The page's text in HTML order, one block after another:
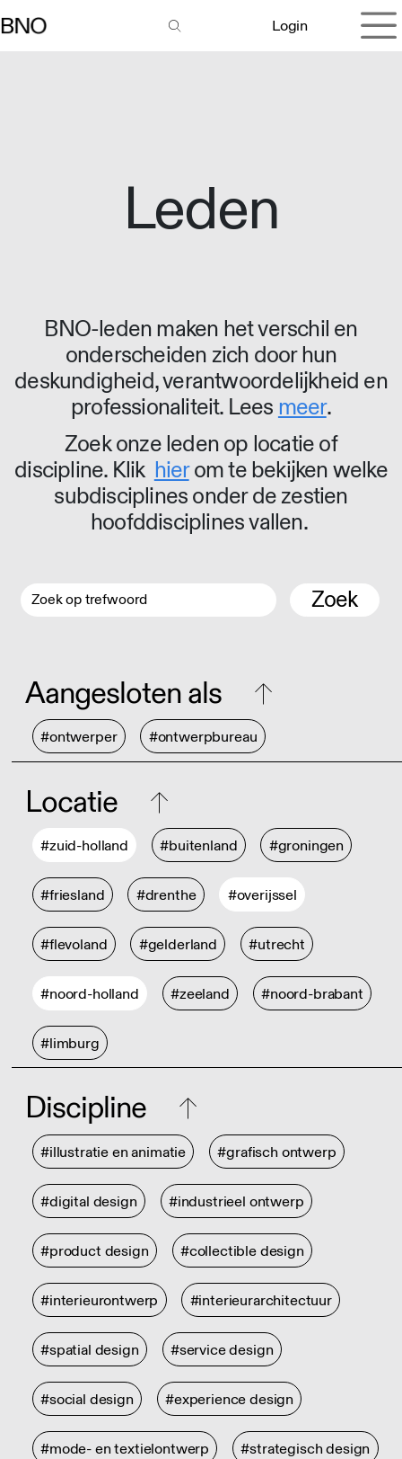
Login
Leden
BNO-leden maken het verschil en
onderscheiden zich door hun
deskundigheid, verantwoordelijkheid en
professionaliteit. Lees meer.
Zoek onze leden op locatie of
discipline. Klik hierom te bekijken welke
subdisciplines onder de zestien
hoofddisciplines vallen.
Zoek
Aangesloten als
#ontwerper #ontwerpbureau
Locatie
#zuid-holland #buitenland #groningen
#friesland #drenthe #overijssel
#flevoland #gelderland #utrecht
#noord-holland #zeeland #noord-brabant
#limburg
Discipline
#illustratie en animatie #grafisch ontwerp
#digital design #industrieel ontwerp
#product design #collectible design
#interieurontwerp #interieurarchitectuur
#spatial design #service design
#social design #experience design
#mode- en textielontwerp #strategisch design